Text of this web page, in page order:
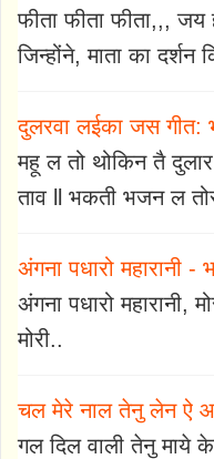
फीता फीता फीता,,,
जिन्होंने, माता का दर्शन
दुलरवा लईका जस गीत:
महू ल तो थोकिन तै
ताव ll भकती भजन ल तोर
अंगना पधारो महारानी -
अंगना पधारो महारानी,
मोरी..
चल मेरे नाल तेनु लेन ऐ
गल दिल वाली तेनु